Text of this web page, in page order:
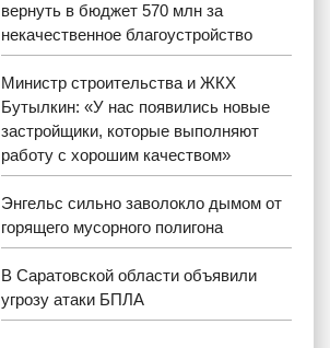
вернуть в бюджет 570 млн за
некачественное благоустройство
Министр строительства и ЖКХ
Бутылкин: «У нас появились новые
застройщики, которые выполняют
работу с хорошим качеством»
Энгельс сильно заволокло дымом от
горящего мусорного полигона
В Саратовской области объявили
угрозу атаки БПЛА